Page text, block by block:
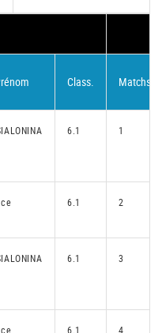
Class. Matchs
6.1 1
6.1 2
6.1 3
6.1 4